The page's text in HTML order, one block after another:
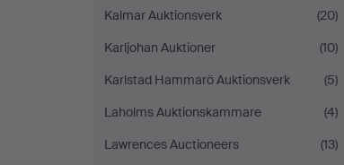
Kalmar Auktionsverk
(20)
Karljohan Auktioner
(10)
Karlstad Hammarö Auktionsverk
(5)
Laholms Auktionskammare
(4)
Lawrences Auctioneers
(13)